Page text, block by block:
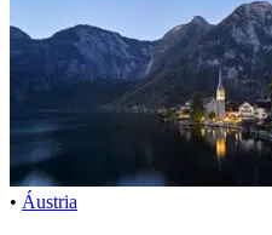
• Áustria